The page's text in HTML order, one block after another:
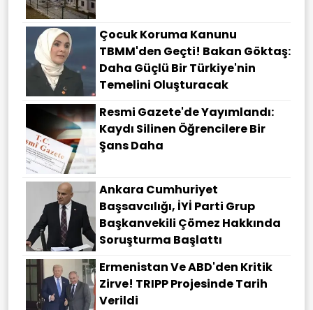
Çocuk Koruma Kanunu
TBMM'den Geçti! Bakan Göktaş:
Daha Güçlü Bir Türkiye'nin
Temelini Oluşturacak
Resmi Gazete'de Yayımlandı:
Kaydı Silinen Öğrencilere Bir
Şans Daha
Ankara Cumhuriyet
Başsavcılığı, İYİ Parti Grup
Başkanvekili Çömez Hakkında
Soruşturma Başlattı
Ermenistan Ve ABD'den Kritik
Zirve! TRIPP Projesinde Tarih
Verildi